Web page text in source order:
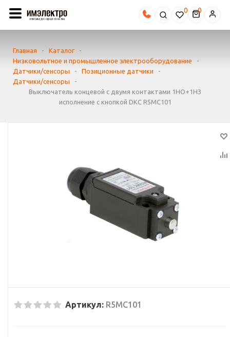
0
Главная - Каталог
-
Низковольтное и промышленное электрооборудование
-
Датчики/сенсоры
- Позиционные датчики
-
Датчики/сенсоры
-
Выключатель концевой с двумя контактами 1НО+1НЗ
исполнение с кнопкой DKC R5MC101
Артикул: R5MC101